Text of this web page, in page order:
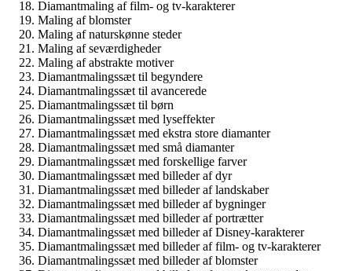
Diamantmaling af film- og tv-karakterer
Maling af blomster
Maling af naturskønne steder
Maling af seværdigheder
Maling af abstrakte motiver
Diamantmalingssæt til begyndere
Diamantmalingssæt til avancerede
Diamantmalingssæt til børn
Diamantmalingssæt med lyseffekter
Diamantmalingssæt med ekstra store diamanter
Diamantmalingssæt med små diamanter
Diamantmalingssæt med forskellige farver
Diamantmalingssæt med billeder af dyr
Diamantmalingssæt med billeder af landskaber
Diamantmalingssæt med billeder af bygninger
Diamantmalingssæt med billeder af portrætter
Diamantmalingssæt med billeder af Disney-karakterer
Diamantmalingssæt med billeder af film- og tv-karakterer
Diamantmalingssæt med billeder af blomster